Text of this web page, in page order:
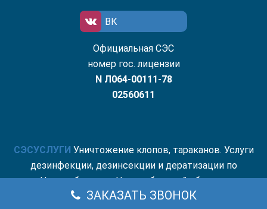
ВК
Официальная СЭС
номер гос. лицензии
N Л064-00111-78
02560611
СЭСУСЛУГИ Уничтожение клопов, тараканов. Услуги
дезинфекции, дезинсекции и дератизации по
Новосибирску и Новосибирской области.
ЗАКАЗАТЬ ЗВОНОК